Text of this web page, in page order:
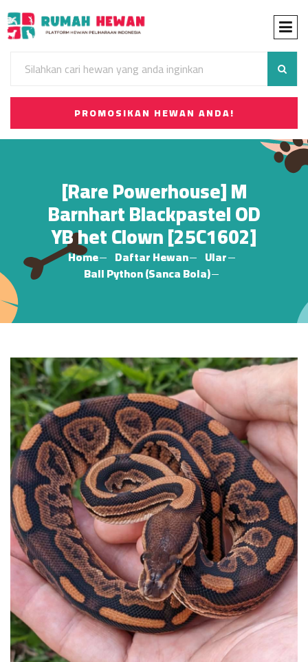
PROMOSIKAN HEWAN ANDA!
[Rare Powerhouse] M
Barnhart Blackpastel OD
YB het Clown [25C1602]
Home Daftar Hewan
Ular
Ball Python (Sanca Bola)